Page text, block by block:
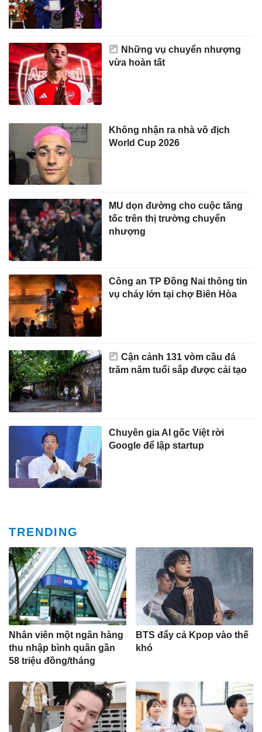
Những vụ chuyển nhượng
vừa hoàn tất
Không nhận ra nhà vô địch
World Cup 2026
MU dọn đường cho cuộc tăng
tốc trên thị trường chuyển
nhượng
Công an TP Đồng Nai thông tin
vụ cháy lớn tại chợ Biên Hòa
Cận cảnh 131 vòm cầu đá
trăm năm tuổi sắp được cải tạo
Chuyên gia AI gốc Việt rời
Google để lập startup
TRENDING
Nhân viên một ngân hàng
thu nhập bình quân gần
58 triệu đồng/tháng
BTS đẩy cả Kpop vào thế
khó